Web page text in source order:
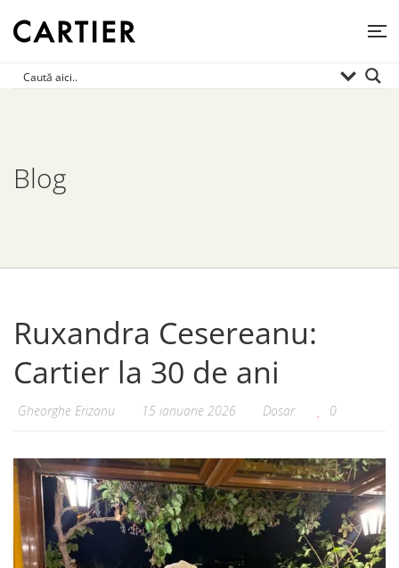
Blog
Ruxandra Cesereanu:
Cartier la 30 de ani
Gheorghe Erizanu 15 ianuarie 2026 Dosar 0